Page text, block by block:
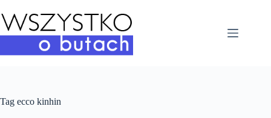
do
treści
Tag ecco kinhin